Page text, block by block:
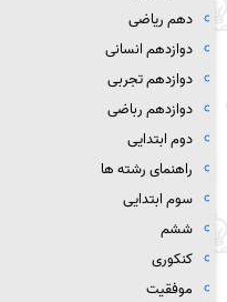
دهم ریاضی
دوازدهم انسانی
دوازدهم تجربی
دوازدهم رباضی
دوم ابتدایی
راهنمای رشته ها
سوم ابتدایی
ششم
کنکوری
موفقیت